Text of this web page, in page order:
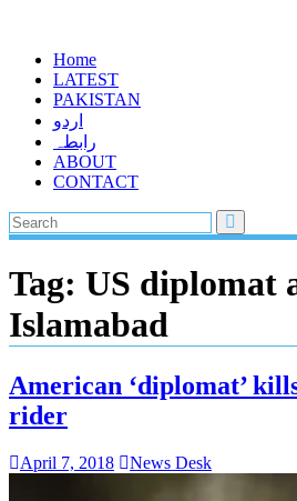
Home
LATEST
PAKISTAN
اردو
رابطہ
ABOUT
CONTACT
Tag: US diplomat
Islamabad
American ‘diplomat’
rider
April 7, 2018 News Desk